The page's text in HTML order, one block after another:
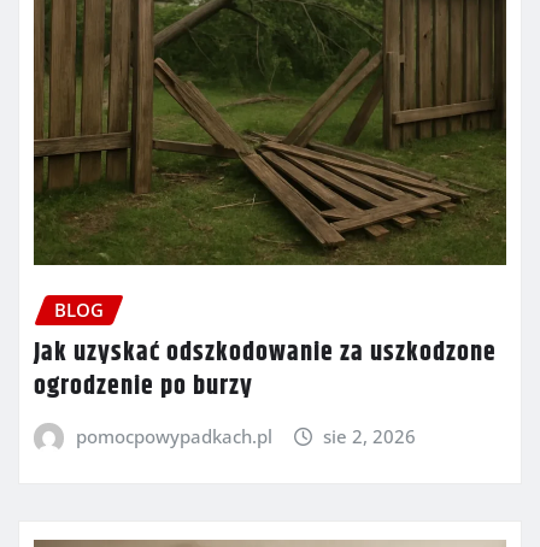
BLOG
Jak uzyskać odszkodowanie za uszkodzone
ogrodzenie po burzy
pomocpowypadkach.pl sie 2, 2026